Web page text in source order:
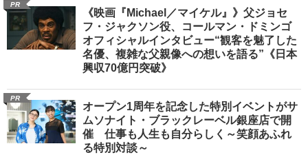
PR
《映画『Michael／マイケル』》父ジョセ
フ・ジャクソン役、コールマン・ドミンゴ
オフィシャルインタビュー“観客を魅了した
名優、複雑な父親像への想いを語る”《日本
興収70億円突破》
PR
オープン1周年を記念した特別イベントがサ
ムソナイト・ブラックレーベル銀座店で開
催 仕事も人生も自分らしく～笑顔あふれ
る特別対談～